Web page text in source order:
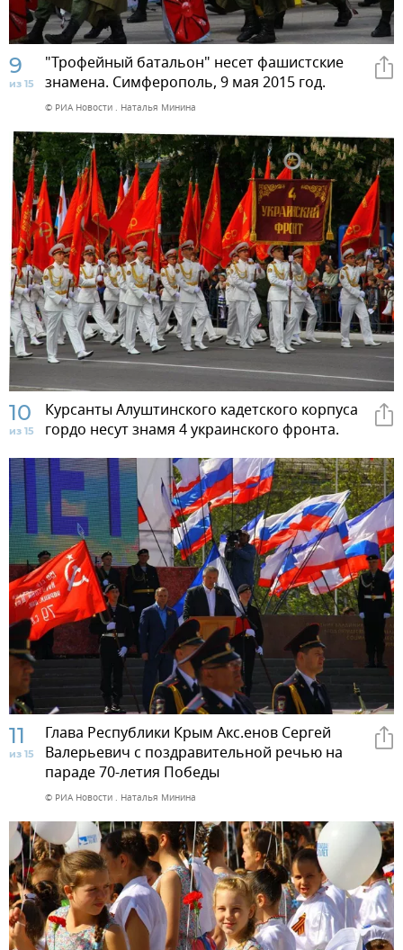
9
из 15
"Трофейный батальон" несет фашистские
знамена. Симферополь, 9 мая 2015 год.
© РИА Новости . Наталья Минина
10
из 15
Курсанты Алуштинского кадетского корпуса
гордо несут знамя 4 украинского фронта.
11
из 15
Глава Республики Крым Акс.енов Сергей
Валерьевич с поздравительной речью на
параде 70-летия Победы
© РИА Новости . Наталья Минина